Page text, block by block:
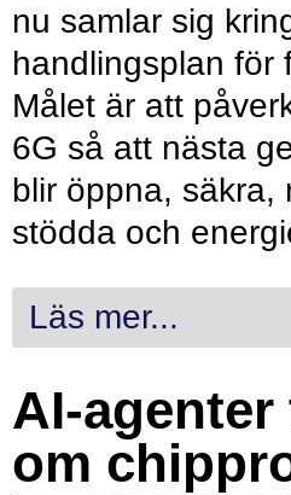
nu samlar sig
handlingsplan för
Målet är att
6G så att nästa
blir öppna, säkra,
stödda och
Läs mer...
AI-agenter
om